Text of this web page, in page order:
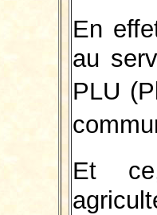
En
au
PLU
Et